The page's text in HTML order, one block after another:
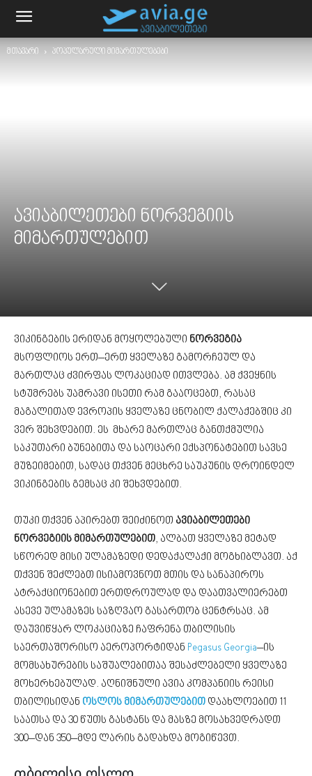
მთავარი პოპულარული მიმართულებები
ავიაბილეთები ნორვეგიის
მიმართულებით
ვიკინგების ერიდან მოყოლებული ნორვეგია
მსოფლიოს ერთ–ერთ ყველაზე გამორჩეულ და
მართლაც ძვირფას ლოკაციად ითვლება. ამ ქვეყნის
სტუმრებს უამრავი ისეთი რამ გააოცებთ, რასაც
მაგალითად ევროპის ყველაზე ცნობილ ქალაქებშიც კი
ვერ შეხვდებით. ეს მხარე მართლაც განთქმულია
საკუთარი ბუნებითა და საოცარი ექსპონატებით სავსე
მუზეიმებით, სადაც თქვენ მეცხრე საუკუნის დროინდელ
ვიკინგების გემსაც კი შეხვდებით.
თუკი თქვენ აპირებთ შეიძინოთ ავიაბილეთები
ნორვეგიის მიმართულებით, ალბათ ყველაზე მეტად
სწორედ მისი ულამაზედი დედაქალაქი მოგხიბლავთ. აქ
თქვენ შეძლებთ ისიამოვნოთ მთის და სანაპიროს
ატრაქციონებით ერთდროულად და დაათვალიერებთ
ასევე ულამაზეს საზღვაო გასართობ ცენტრსაც. ამ
დაუვიწყარ ლოკაციაზე ჩაფრენა თბილისის
საერთაშორისო აეროპორტიდან Pegasus Georgia–ის
მომსახურების საშუალებითაა შესაძლებელი ყველაზე
მოხერხებულად. აღნიშნული ავია კომპანიის რეისი
თბილისიდან ოსლოს მიმართულებით დაახლოებით 11
საათსა და 30 წუთს გასტანს და მასზე მოსახვედრადთ
300–დან 350–მდე ლარის გადახდა მოგიწევთ.